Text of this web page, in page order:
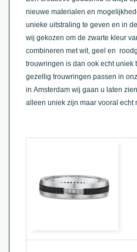
nieuwe materialen en
unieke uitstraling te geven en in
wij gekozen om de zwarte kleur
combineren met wit, geel en
trouwringen is dan ook echt uniek
gezellig trouwringen passen in
in Amsterdam wij gaan u laten
alleen uniek zijn maar vooral echt